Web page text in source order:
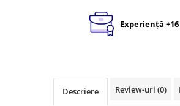
Experiență
Descriere Review-uri (0)